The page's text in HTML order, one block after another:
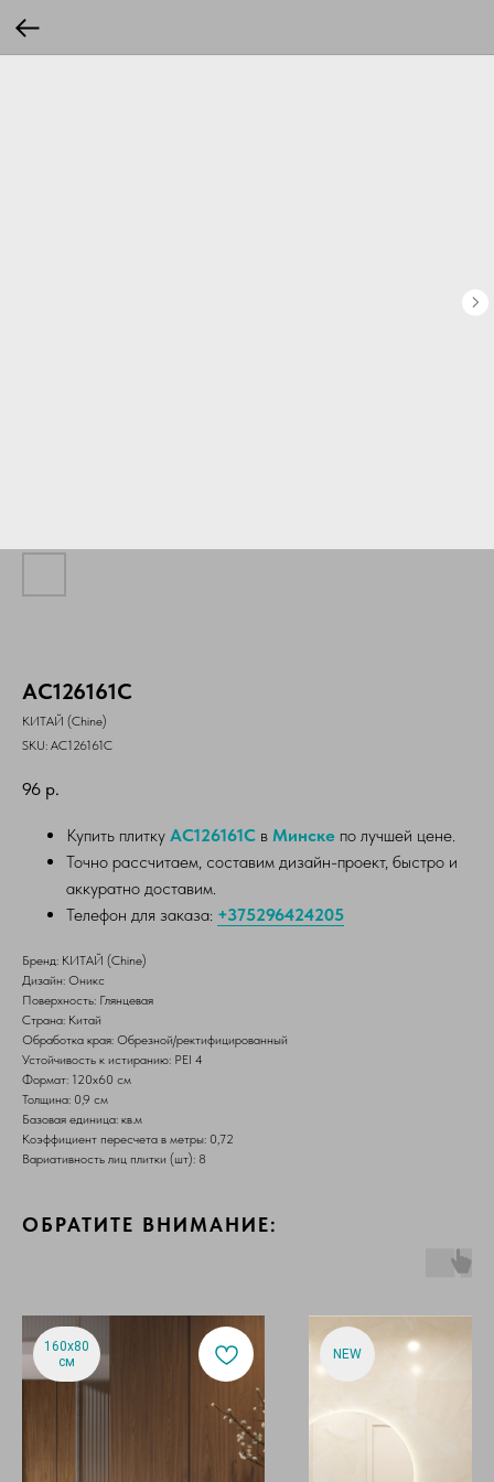
AC126161С
КИТАЙ (Chine)
SKU: AC126161С
96 р.
Купить плитку AC126161С в Минске по лучшей цене.
Точно рассчитаем, составим дизайн-проект, быстро и
аккуратно доставим.
Телефон для заказа: +375296424205
Бренд: КИТАЙ (Chine)
Дизайн: Оникс
Поверхность: Глянцевая
Страна: Китай
Обработка края: Обрезной/ректифицированный
Устойчивость к истиранию: PEI 4
Формат: 120х60 см
Толщина: 0,9 см
Базовая единица: кв.м
Коэффициент пересчета в метры: 0,72
Вариативность лиц плитки (шт): 8
ОБРАТИТЕ ВНИМАНИЕ:
160х80
см
NEW